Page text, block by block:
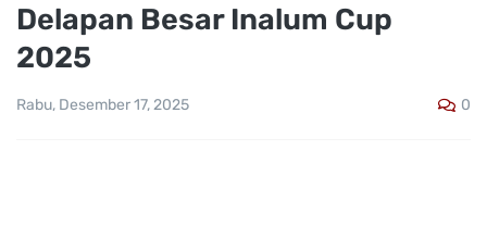
Delapan Besar Inalum Cup
2025
Rabu, Desember 17, 2025 0